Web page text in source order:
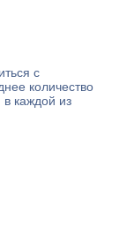
с
количество
каждой из